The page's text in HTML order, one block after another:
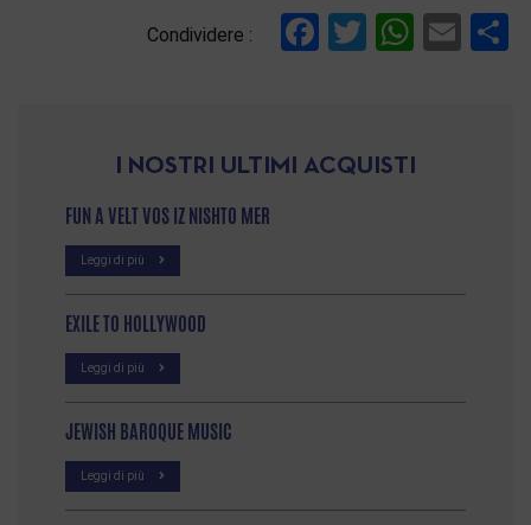
Condividere : Facebook
Twitter
I NOSTRI ULTIMI ACQUISTI
FUN A VELT VOS IZ NISHTO MER
Leggi di più
EXILE TO HOLLYWOOD
Leggi di più
JEWISH BAROQUE MUSIC
Leggi di più